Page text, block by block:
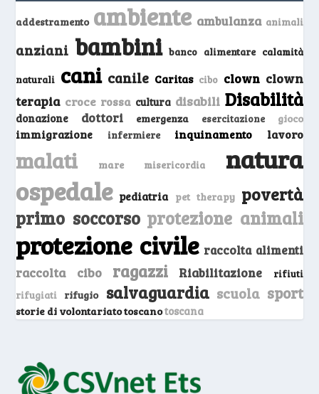
addestramento ambiente ambulanza animali
anziani bambini banco alimentare calamità
naturali cani canile Caritas cibo clown clown
terapia croce rossa cultura disabili Disabilità
donazione dottori emergenza esercitazione gioco
immigrazione infermiere inquinamento lavoro
malati mare misericordia natura
ospedale pediatria pet therapy povertà
primo soccorso protezione animali
protezione civile raccolta alimenti
raccolta cibo ragazzi Riabilitazione
rifiuti
rifugiati
rifugio salvaguardia scuola sport
storie di volontariato toscanotoscana